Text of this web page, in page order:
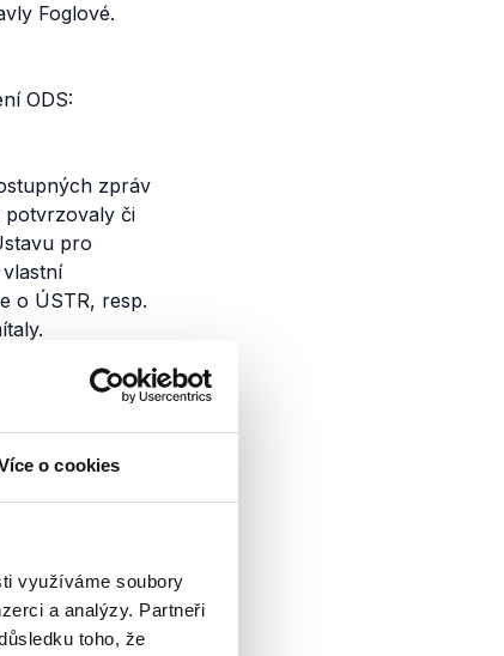
o cookies
využíváme soubory
a analýzy. Partneři
toho, že
Foglové.
ODS:
zpráv
potvrzovaly či
pro
o ÚSTR, resp.
některé
tak se i...